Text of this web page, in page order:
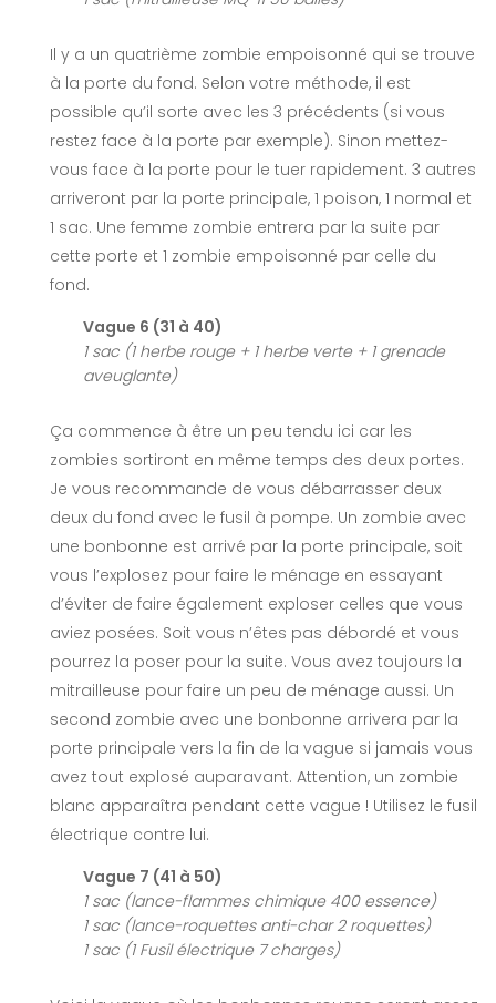
Il y a un quatrième zombie empoisonné qui se trouve
à la porte du fond. Selon votre méthode, il est
possible qu’il sorte avec les 3 précédents (si vous
restez face à la porte par exemple). Sinon mettez-
vous face à la porte pour le tuer rapidement. 3 autres
arriveront par la porte principale, 1 poison, 1 normal et
1 sac. Une femme zombie entrera par la suite par
cette porte et 1 zombie empoisonné par celle du
fond.
Vague 6 (31 à 40)
1 sac (1 herbe rouge + 1 herbe verte + 1 grenade
aveuglante)
Ça commence à être un peu tendu ici car les
zombies sortiront en même temps des deux portes.
Je vous recommande de vous débarrasser deux
deux du fond avec le fusil à pompe. Un zombie avec
une bonbonne est arrivé par la porte principale, soit
vous l’explosez pour faire le ménage en essayant
d’éviter de faire également exploser celles que vous
aviez posées. Soit vous n’êtes pas débordé et vous
pourrez la poser pour la suite. Vous avez toujours la
mitrailleuse pour faire un peu de ménage aussi. Un
second zombie avec une bonbonne arrivera par la
porte principale vers la fin de la vague si jamais vous
avez tout explosé auparavant. Attention, un zombie
blanc apparaîtra pendant cette vague ! Utilisez le fusil
électrique contre lui.
Vague 7 (41 à 50)
1 sac (lance-flammes chimique 400 essence)
1 sac (lance-roquettes anti-char 2 roquettes)
1 sac (1 Fusil électrique 7 charges)